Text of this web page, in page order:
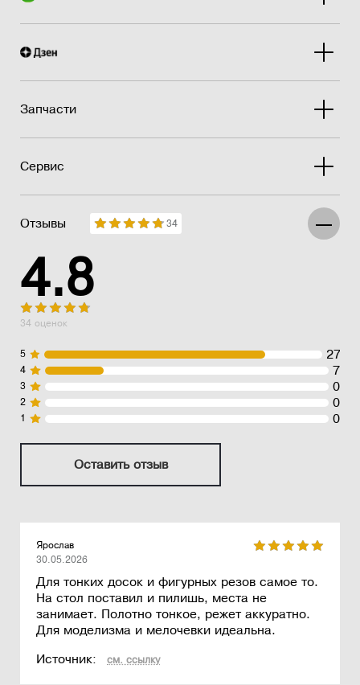
Запчасти
Сервис
Отзывы 34
4.8
34 оценок
5 27
4 7
3 0
2 0
1 0
Оставить отзыв
Ярослав
30.05.2026
Для тонких досок и фигурных резов самое то.
На стол поставил и пилишь, места не
занимает. Полотно тонкое, режет аккуратно.
Для моделизма и мелочевки идеальна.
Источник:
см. ссылку